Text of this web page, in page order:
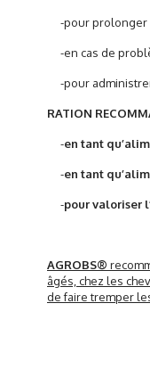
-pour prolonger
-en cas de
-pour
RATION
-en tant
-en tant
-pour valoriser
AGROBS®
âgés, chez les
de faire tremper